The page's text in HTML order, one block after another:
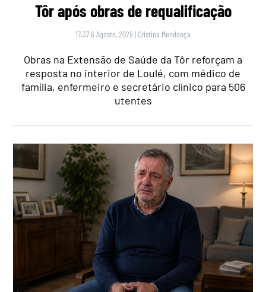
Tôr após obras de requalificação
17:37 6 Agosto, 2026 | Cristina Mendonça
Obras na Extensão de Saúde da Tôr reforçam a
resposta no interior de Loulé, com médico de
família, enfermeiro e secretário clínico para 506
utentes